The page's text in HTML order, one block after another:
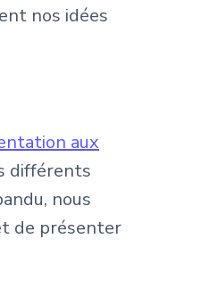
nos idées
aux
différents
nous
de présenter